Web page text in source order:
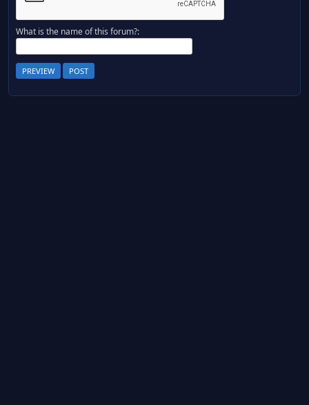
What is the name of this forum?: